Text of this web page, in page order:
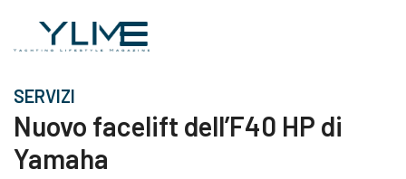
SERVIZI
Nuovo facelift dell’F40 HP di
Yamaha